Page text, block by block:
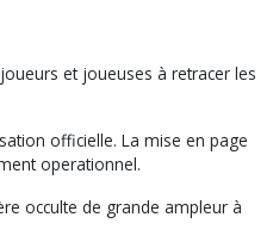
et joueuses à retracer les
officielle. La mise en page
operationnel.
occulte de grande ampleur à